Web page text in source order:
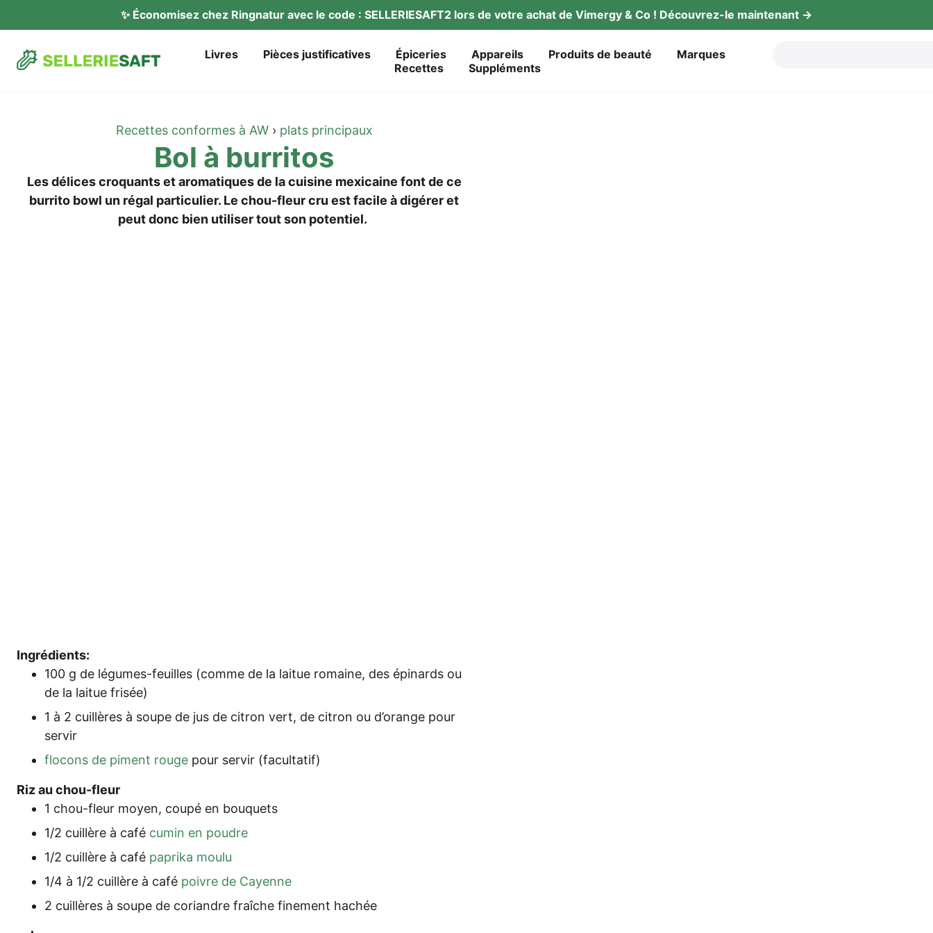
✨ Éco­no­mi­sez chez Ring­na­tur avec le code : SELLERIESAFT2 lors de vot­re achat de Vimer­gy & Co ! Décou­vrez-le maintenant →
Liv­res Piè­ces justificatives Épi­ce­ries Appareils Pro­duits de beauté
Mar­ques
Recet­tes
Sup­p­lé­ments
Recet­tes con­for­mes à AW› plats prin­ci­paux
Bol à burritos
Les déli­ces cro­quants et aro­ma­ti­ques de la cui­sine mexi­cai­ne font de ce
bur­ri­to bowl un régal par­ti­cu­lier. Le chou-fleur cru est faci­le à digé­rer et
peut donc bien uti­li­ser tout son potentiel.
Ing­ré­di­ents:
100 g de légu­mes-feuilles (com­me de la lai­tue romaine, des épi­nards ou
de la lai­tue frisée)
1 à 2 cuil­lè­res à sou­pe de jus de citron vert, de citron ou d’oran­ge pour
servir
flo­cons de piment rouge pour ser­vir (facul­ta­tif)
Riz au chou-fleur
1 chou-fleur moy­en, cou­pé en bouquets
1/2 cuil­lè­re à café cumin en poudre
1/2 cuil­lè­re à café papri­ka moulu
1/4 à 1/2 cuil­lè­re à café poi­v­re de Cayenne
2 cuil­lè­res à sou­pe de cori­and­re fraîche fine­ment hachée